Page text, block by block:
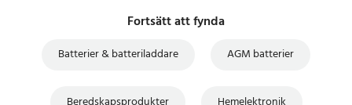
Fortsätt att fynda
Batterier & batteriladdare AGM batterier